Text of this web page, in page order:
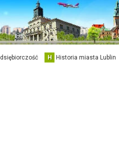
H Historia miasta Lublin